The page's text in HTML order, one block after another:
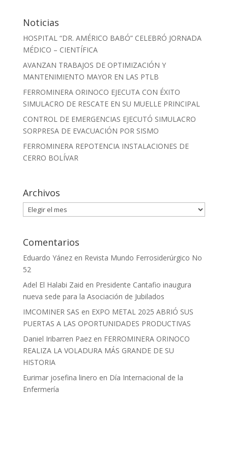
Noticias
HOSPITAL “DR. AMÉRICO BABÓ” CELEBRÓ JORNADA
MÉDICO – CIENTÍFICA
AVANZAN TRABAJOS DE OPTIMIZACIÓN Y
MANTENIMIENTO MAYOR EN LAS PTLB
FERROMINERA ORINOCO EJECUTA CON ÉXITO
SIMULACRO DE RESCATE EN SU MUELLE PRINCIPAL
CONTROL DE EMERGENCIAS EJECUTÓ SIMULACRO
SORPRESA DE EVACUACIÓN POR SISMO
FERROMINERA REPOTENCIA INSTALACIONES DE
CERRO BOLÍVAR
Archivos
Archivos
Comentarios
Eduardo Yánezen Revista Mundo Ferrosiderúrgico No
52
Adel El Halabi Zaid en Presidente Cantafio inaugura
nueva sede para la Asociación de Jubilados
IMCOMINER SAS en EXPO METAL 2025 ABRIÓ SUS
PUERTAS A LAS OPORTUNIDADES PRODUCTIVAS
Daniel Iribarren Paezen FERROMINERA ORINOCO
REALIZA LA VOLADURA MÁS GRANDE DE SU
HISTORIA
Eurimar josefina linero en Día Internacional de la
Enfermería